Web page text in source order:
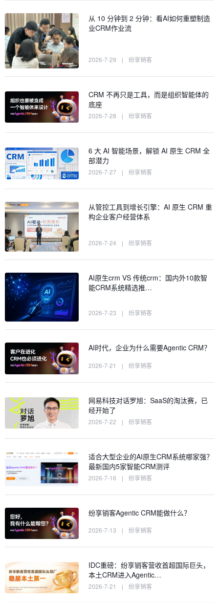
从 10 分钟到 2 分钟：看AI如何重塑制造
业CRM作业流
2026-7-29 | 纷享销客
CRM 不再只是工具，而是组织智能体的
底座
2026-7-28 | 纷享销客
6 大 AI 智能场景，解锁 AI 原生 CRM 全
部潜力
2026-7-27 | 纷享销客
从管控工具到增长引擎：AI 原生 CRM 重
构企业客户经营体系
2026-7-24 | 纷享销客
AI原生crm VS 传统crm：国内外10款智
能CRM系统精选推…
2026-7-23 | 纷享销客
AI时代，企业为什么需要Agentic CRM？
2026-7-21 | 纷享销客
网易科技对话罗旭：SaaS的淘汰赛，已
经开始了
2026-7-22 | 纷享销客
适合大型企业的AI原生CRM系统哪家强？
最新国内5家智能CRM测评
2026-7-16 | 纷享销客
纷享销客Agentic CRM能做什么？
2026-7-13 | 纷享销客
IDC重磅：纷享销客营收首超国际巨头，
本土CRM进入Agentic…
2026-7-21 | 纷享销客